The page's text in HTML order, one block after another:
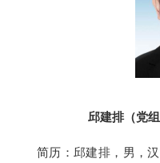
邱建排（党
简历：邱建排，男，汉